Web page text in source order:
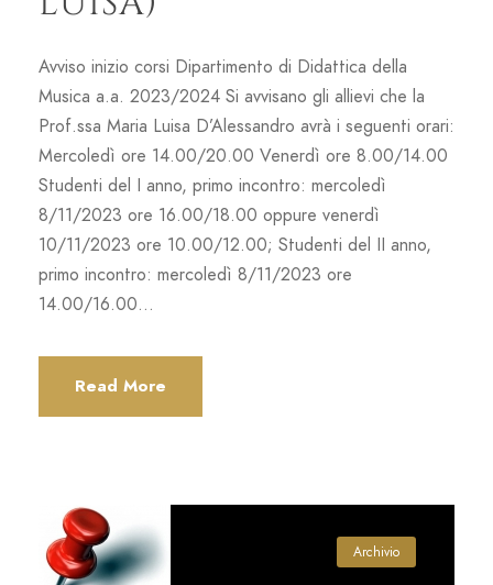
Avviso inizio corsi Dipartimento di Didattica della
Musica a.a. 2023/2024 Si avvisano gli allievi che la
Prof.ssa Maria Luisa D’Alessandro avrà i seguenti orari:
Mercoledì ore 14.00/20.00 Venerdì ore 8.00/14.00
Studenti del I anno, primo incontro: mercoledì
8/11/2023 ore 16.00/18.00 oppure venerdì
10/11/2023 ore 10.00/12.00; Studenti del II anno,
primo incontro: mercoledì 8/11/2023 ore
14.00/16.00...
Read More
Archivio